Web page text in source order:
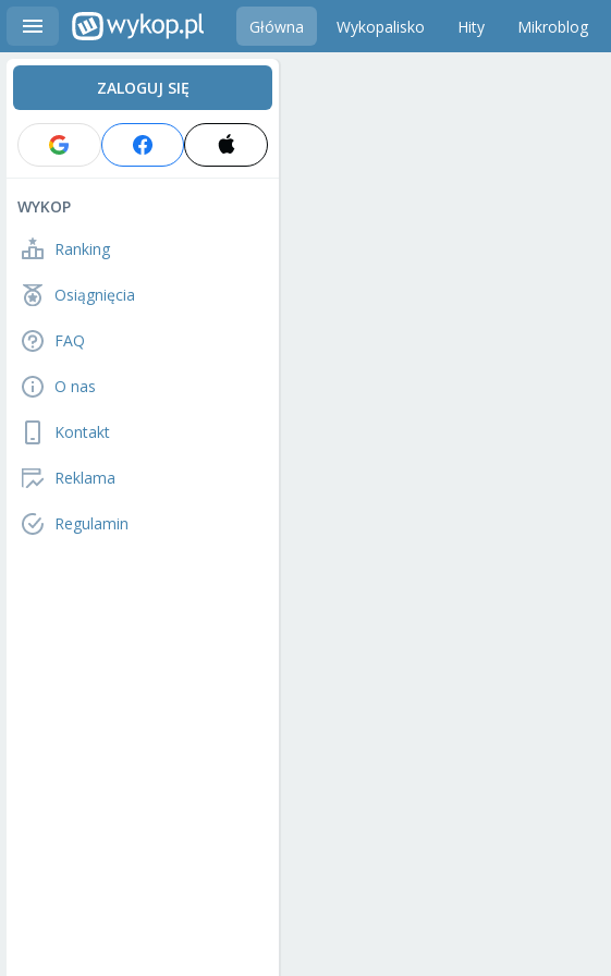
Główna Wykopalisko Hity Mikroblog
ZALOGUJ SIĘ
WYKOP
Ranking
Osiągnięcia
FAQ
O nas
Kontakt
Reklama
Regulamin